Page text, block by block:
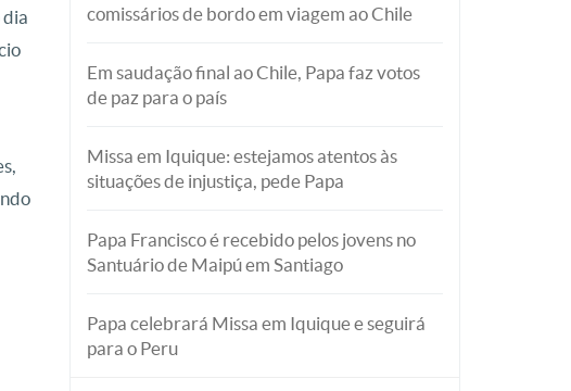
dia
comissários de bordo em viagem ao Chile
Em saudação final ao Chile, Papa faz votos
de paz para o país
Missa em Iquique: estejamos atentos às
situações de injustiça, pede Papa
Papa Francisco é recebido pelos jovens no
Santuário de Maipú em Santiago
Papa celebrará Missa em Iquique e seguirá
para o Peru